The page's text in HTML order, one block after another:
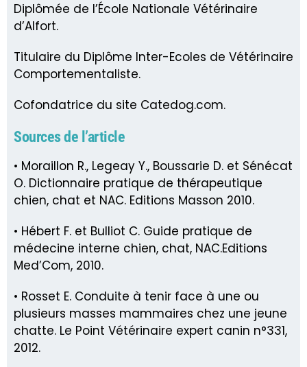
Diplômée de l’École Nationale Vétérinaire
d’Alfort.
Titulaire du Diplôme Inter-Ecoles de Vétérinaire
Comportementaliste.
Cofondatrice du site Catedog.com.
Sources de l’article
• Moraillon R., Legeay Y., Boussarie D. et Sénécat
O. Dictionnaire pratique de thérapeutique
chien, chat et NAC. Editions Masson 2010.
• Hébert F. et Bulliot C. Guide pratique de
médecine interne chien, chat, NAC.Editions
Med’Com, 2010.
• Rosset E. Conduite à tenir face à une ou
plusieurs masses mammaires chez une jeune
chatte. Le Point Vétérinaire expert canin n°331,
2012.